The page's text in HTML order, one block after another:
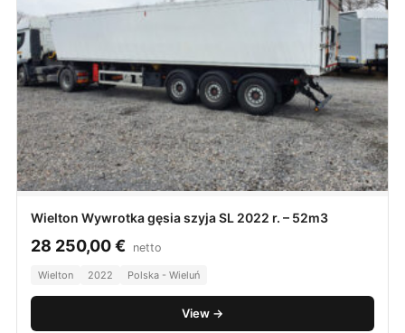
Wielton Wywrotka gęsia szyja SL 2022 r. – 52m3
28 250,00€ netto
Wielton 2022 Polska - Wieluń
View →